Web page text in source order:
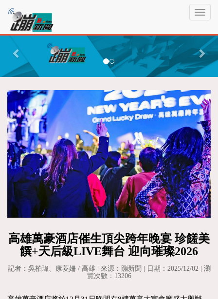
T
g
l
e
v
i
g
a
t
i
o
n
蹦
新
聞P
r
v
i
o
u
s
N
e
x
t
高雄萬豪酒店催生頂尖跨年晚宴 珍饈美
饌+天后級LIVE舞台 迎向璀璨2026
記者：吳柏瑋、康菱姍 / 高雄 | 來源：蹦新聞 | 日期：2025/12/02 | 瀏
覽次數：13206